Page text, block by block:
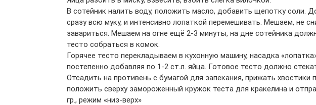
В сотейник налить воду, положить масло, добавить щепотку соли.
сразу всю муку, и интенсивно лопаткой перемешивать. Мешаем, не
завариться. Мешаем на огне ещё 2-3 минуты, на дне сотейника
тесто собраться в комок.
Горячее тесто перекладываем в кухонную машину, насадка
постепенно добавляя по 1-2 ст.л. яйца. Готовое тесто должно
Отсадить на противень с бумагой для запекания, прижать
положить сверху замороженный кружок теста для кракелина и
гр., режим «низ-верх»